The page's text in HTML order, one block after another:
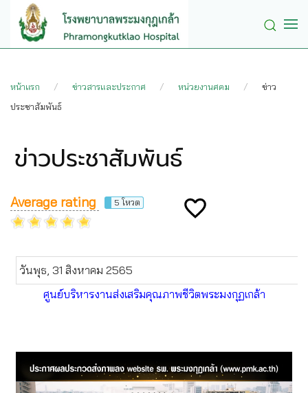
Skip to main content
หน้าแรก ข่าวสารและประกาศ หน่วยงานศคม
ข่าว
ประชาสัมพันธ์
ข่าวประชาสัมพันธ์
Average rating 5 โหวต
วันพุธ, 31 สิงหาคม 2565
ศูนย์บริหารงานส่งเสริมคุณภาพชีวิตพระมงกุฏเกล้า